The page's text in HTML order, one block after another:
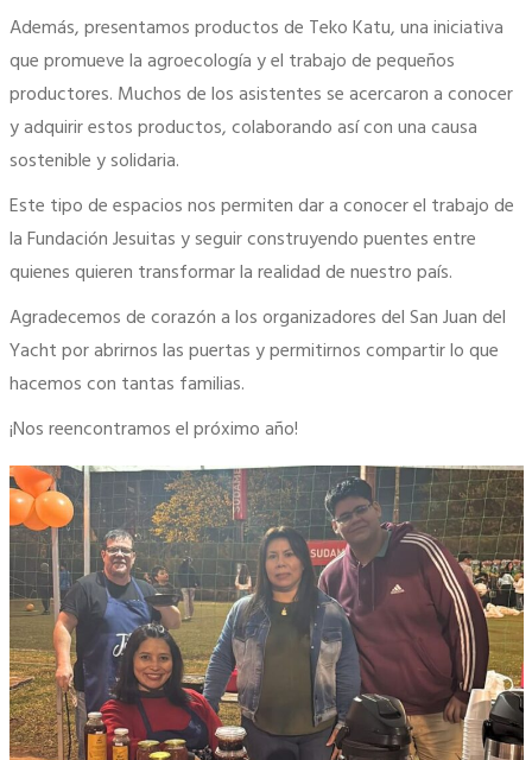
Además, presentamos productos de Teko Katu, una iniciativa
que promueve la agroecología y el trabajo de pequeños
productores. Muchos de los asistentes se acercaron a conocer
y adquirir estos productos, colaborando así con una causa
sostenible y solidaria.
Este tipo de espacios nos permiten dar a conocer el trabajo de
la Fundación Jesuitas y seguir construyendo puentes entre
quienes quieren transformar la realidad de nuestro país.
Agradecemos de corazón a los organizadores del San Juan del
Yacht por abrirnos las puertas y permitirnos compartir lo que
hacemos con tantas familias.
¡Nos reencontramos el próximo año!